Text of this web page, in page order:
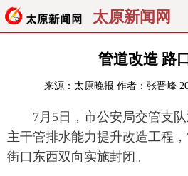
太原新闻网
聚焦
经济 关注
纵横 曝光
旅游 理财
管道改造 路
来源： 太原晚报 作者：张晋峰
7月5日，市公安局交管支队
主干管排水能力提升改造工程
街口东西双向实施封闭。